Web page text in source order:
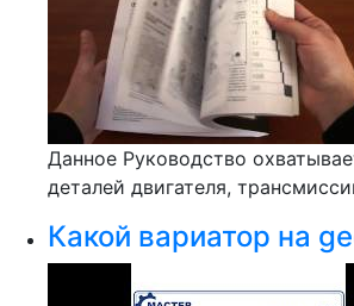
Данное Руководство
деталей двигателя,
Какой вариатор на